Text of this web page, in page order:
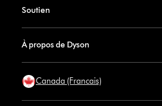
Soutien
À propos de Dyson
Canada (Francais)